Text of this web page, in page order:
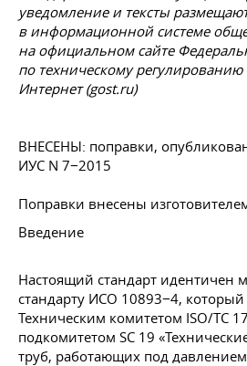
уведомление и тексты
в информационной системе
на официальном сайте
по техническому
Интернет (gost.ru)
ВНЕСЕНЫ: поправки,
ИУС N 7−2015
Поправки внесены
Введение
Настоящий стандарт идентичен
стандарту ИСО 10893−4,
Техническим комитетом ISO/TC
подкомитетом SC 19
труб, работающих под